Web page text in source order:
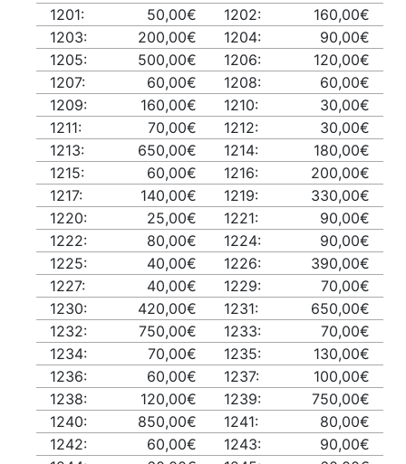
1201:
50,00€ 1202:
160,00€
1203:
200,00€ 1204:
90,00€
1205:
500,00€ 1206:
120,00€
1207:
60,00€ 1208:
60,00€
1209:
160,00€ 1210:
30,00€
1211:
70,00€ 1212:
30,00€
1213:
650,00€ 1214:
180,00€
1215:
60,00€ 1216:
200,00€
1217:
140,00€ 1219:
330,00€
1220:
25,00€ 1221:
90,00€
1222:
80,00€ 1224:
90,00€
1225:
40,00€ 1226:
390,00€
1227:
40,00€ 1229:
70,00€
1230:
420,00€ 1231:
650,00€
1232:
750,00€ 1233:
70,00€
1234:
70,00€ 1235:
130,00€
1236:
60,00€ 1237:
100,00€
1238:
120,00€ 1239:
750,00€
1240:
850,00€ 1241:
80,00€
1242:
60,00€ 1243:
90,00€